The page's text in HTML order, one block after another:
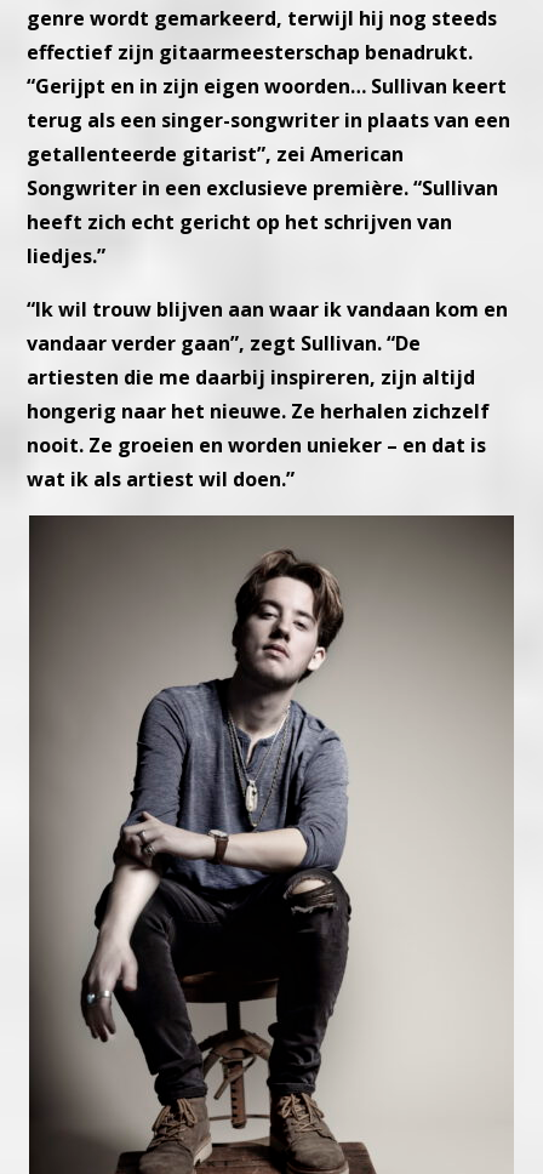
genre wordt gemarkeerd, terwijl hij nog steeds
effectief zijn gitaarmeesterschap benadrukt.
“Gerijpt en in zijn eigen woorden… Sullivan keert
terug als een singer-songwriter in plaats van een
getallenteerde gitarist”, zei American
Songwriter in een exclusieve première. “Sullivan
heeft zich echt gericht op het schrijven van
liedjes.”
“Ik wil trouw blijven aan waar ik vandaan kom en
vandaar verder gaan”, zegt Sullivan. “De
artiesten die me daarbij inspireren, zijn altijd
hongerig naar het nieuwe. Ze herhalen zichzelf
nooit. Ze groeien en worden unieker – en dat is
wat ik als artiest wil doen.”